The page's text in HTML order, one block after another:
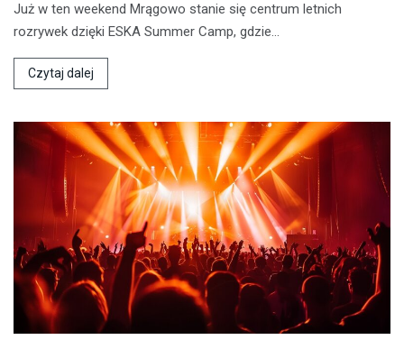
Już w ten weekend Mrągowo stanie się centrum letnich
rozrywek dzięki ESKA Summer Camp, gdzie…
Czytaj dalej